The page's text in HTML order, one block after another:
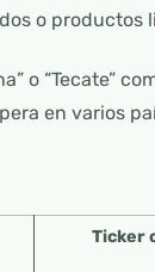
o productos
o “Tecate”
en varios
Ticker